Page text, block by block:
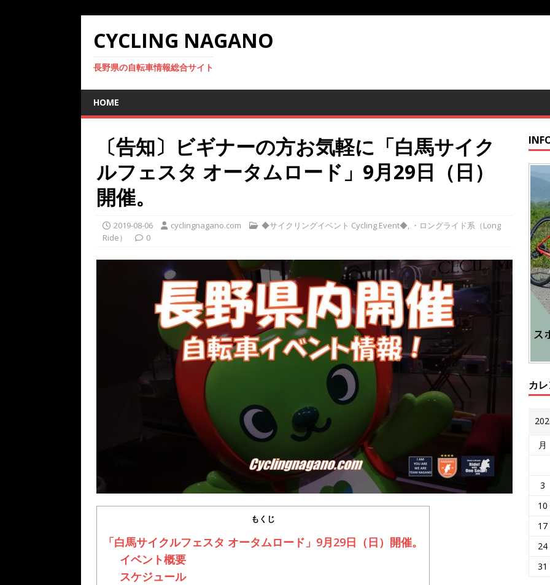
CYCLING NAGANO
長野県の自転車情報総合サイト
HOME
〔告知〕ビギナーの方お気軽に「白馬サイク
ルフェスタ オータムロード」9月29日（日）
開催。
2019-08-06 cyclingnagano.com ◆サイクリングイベント Cycling Event◆, ・ロングライド系（Long
Ride）
0
もくじ
「白馬サイクルフェスタ オータムロード」9月29日（日）開催。
イベント概要
スケジュール
カ
月
3
10
17
24
31